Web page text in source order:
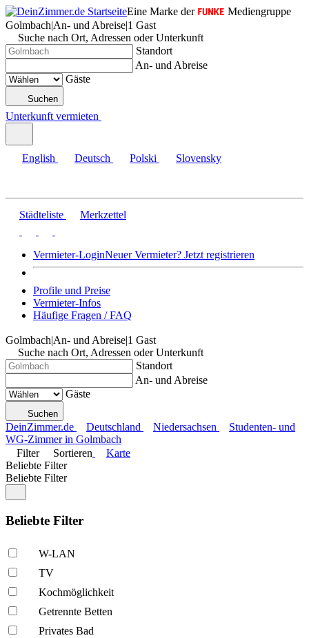
Eine Marke der
Mediengruppe
Golmbach|An- und Abreise|1 Gast
Suche nach Ort, Adressen oder Unterkunft
Standort
An- und Abreise
Gäste
Suchen
Unterkunft vermieten
English Deutsch Polski Slovensky
Städteliste Merkzettel
Vermieter-LoginNeuer Vermieter? Jetzt registrieren
Profile und Preise
Vermieter-Infos
Häufige Fragen / FAQ
Golmbach|An- und Abreise|1 Gast
Suche nach Ort, Adressen oder Unterkunft
Standort
An- und Abreise
Gäste
Suchen
DeinZimmer.de Deutschland Niedersachsen
Studenten- und
WG-Zimmer in Golmbach
Filter
Sortieren
Karte
Beliebte Filter
Beliebte Filter
Beliebte Filter
W-LAN
TV
Kochmöglich­keit
Getrennte Betten
Privates Bad